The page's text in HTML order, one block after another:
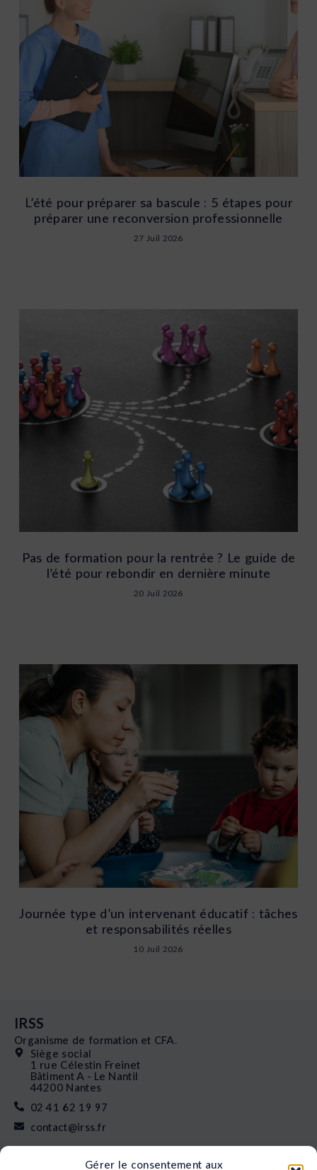
Gérer le consentement aux
L’été pour préparer sa bascule : 5 étapes pour
préparer une reconversion professionnelle
27 Juil 2026
Pas de formation pour la rentrée ? Le guide de
l’été pour rebondir en dernière minute
20 Juil 2026
Journée type d’un intervenant éducatif : tâches
et responsabilités réelles
10 Juil 2026
IRSS
Organisme de formation et CFA.
Siège social
1 rue Célestin Freinet
Bâtiment A - Le Nantil
44200 Nantes
02 41 62 19 97
contact@irss.fr